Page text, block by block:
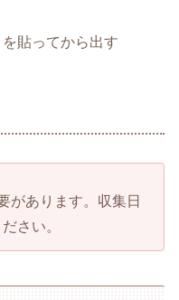
貼ってから出す
があります。収集日
さい。